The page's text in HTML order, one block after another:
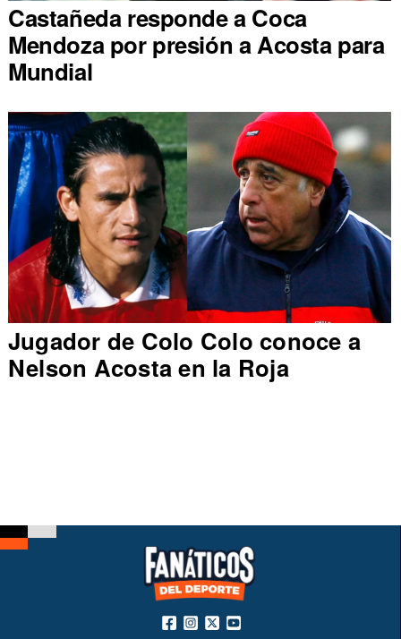
Castañeda responde a Coca
Mendoza por presión a Acosta para
Mundial
Jugador de Colo Colo conoce a
Nelson Acosta en la Roja